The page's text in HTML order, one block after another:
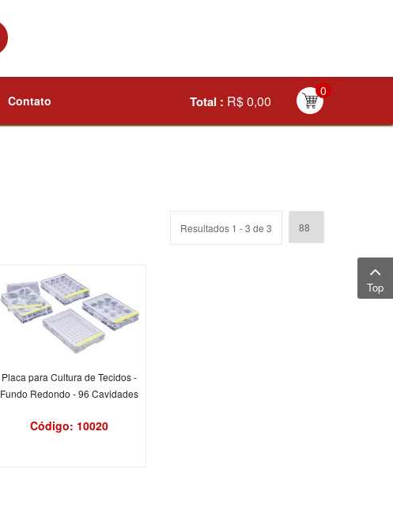
Contato
0
Total : R$ 0,00
Resultados 1 - 3 de 3
Placa para Cultura de Tecidos -
Fundo Redondo - 96 Cavidades
Código: 10020
Top